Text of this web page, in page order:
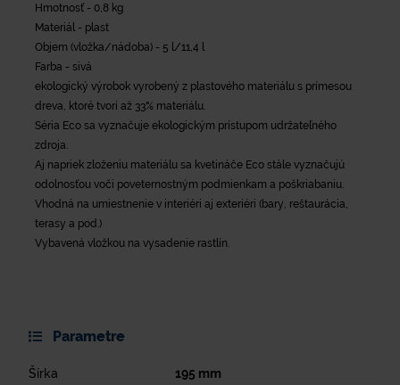
Hmotnosť - 0,8 kg
Materiál - plast
Objem (vložka/nádoba) - 5 l/11,4 l
Farba - sivá
ekologický výrobok vyrobený z plastového materiálu s prímesou
dreva, ktoré tvorí až 33% materiálu.
Séria Eco sa vyznačuje ekologickým prístupom udržateľného
zdroja.
Aj napriek zloženiu materiálu sa kvetináče Eco stále vyznačujú
odolnosťou voči poveternostným podmienkam a poškriabaniu.
Vhodná na umiestnenie v interiéri aj exteriéri (bary, reštaurácia,
terasy a pod.)
Vybavená vložkou na vysadenie rastlín.
Parametre
Šírka 195 mm